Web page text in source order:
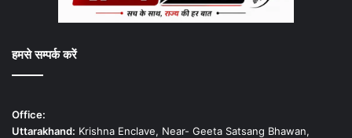
हमसे सम्पर्क करें
Office:
Uttarakhand: Krishna Enclave, Near- Geeta Satsang Bhawan,